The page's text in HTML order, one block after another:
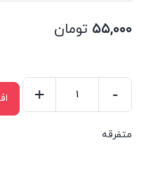
۵۵,۰۰۰ تومان
-
+
متفرقه